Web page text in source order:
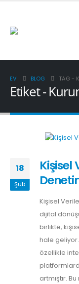
EV BLOG TAG -
Etiket -
18
Şub
Kişisel
Kişisel
dijital
birlikte,
hale
özellikle
artmıştır.